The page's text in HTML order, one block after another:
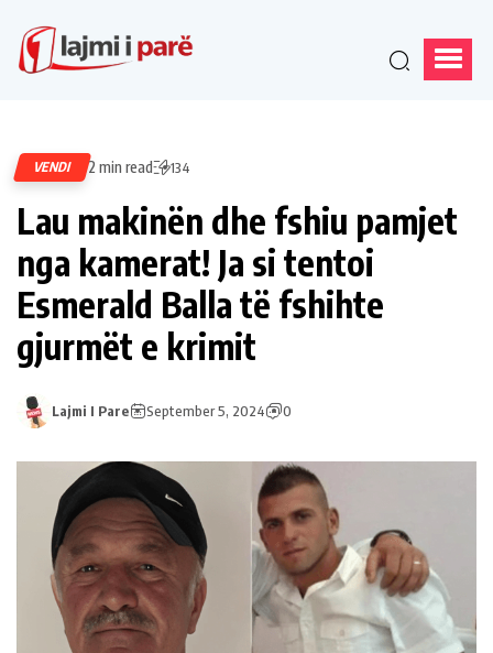
VENDI 2 min read 134
Lau makinën dhe fshiu pamjet
nga kamerat! Ja si tentoi
Esmerald Balla të fshihte
gjurmët e krimit
Lajmi I Pare September 5, 2024 0